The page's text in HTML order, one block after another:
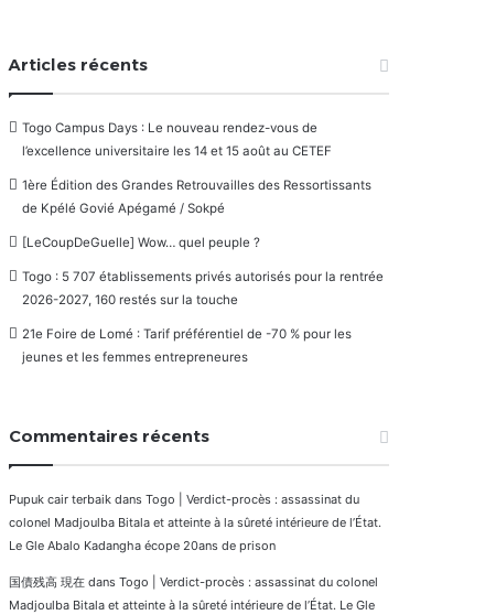
Articles récents
Togo Campus Days : Le nouveau rendez-vous de
l’excellence universitaire les 14 et 15 août au CETEF
1ère Édition des Grandes Retrouvailles des Ressortissants
de Kpélé Govié Apégamé / Sokpé
[LeCoupDeGuelle] Wow… quel peuple ?
Togo : 5 707 établissements privés autorisés pour la rentrée
2026-2027, 160 restés sur la touche
21e Foire de Lomé : Tarif préférentiel de -70 % pour les
jeunes et les femmes entrepreneures
Commentaires récents
Pupuk cair terbaik dans Togo | Verdict-procès : assassinat du
colonel Madjoulba Bitala et atteinte à la sûreté intérieure de l’État.
Le Gle Abalo Kadangha écope 20ans de prison
国債残高 現在 dans Togo | Verdict-procès : assassinat du colonel
Madjoulba Bitala et atteinte à la sûreté intérieure de l’État. Le Gle